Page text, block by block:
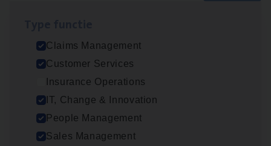
Claims Management
Customer Services
Insurance Operations
IT, Change & Innovation
People Management
Sales Management
Claims­hand­ler Fleet&
Claims Management
Antwerpen
Test Ana­lyst